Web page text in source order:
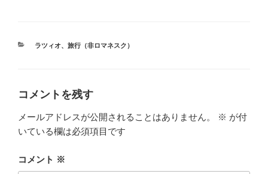
カ
ラツィオ、 旅行（非ロマネスク）
コメントを残す
メールアドレスが公開されることはありません。 ※ が付
いている欄は必須項目です
コメント ※